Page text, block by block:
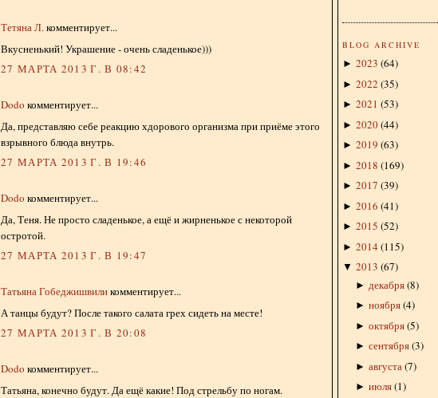
Тетяна Л.комментирует...
Вкусненький! Украшение - очень сладенькое)))
27 МАРТА 2013 Г. В 08:42
Dodo комментирует...
Да, представляю себе реакцию хдорового организма при приёме этого
взрывного блюда внутрь.
27 МАРТА 2013 Г. В 19:46
Dodo комментирует...
Да, Теня. Не просто сладенькое, а ещё и жирненькое с некоторой
остротой.
27 МАРТА 2013 Г. В 19:47
Татьяна Гобеджишвиликомментирует...
А танцы будут? После такого салата грех сидеть на месте!
27 МАРТА 2013 Г. В 20:08
Dodo комментирует...
Татьяна, конечно будут. Да ещё какие! Под стрельбу по ногам.
BLOG ARCHIVE
► 2023 (64)
► 2022 (35)
► 2021 (53)
► 2020(44)
► 2019 (63)
► 2018 (169)
► 2017 (39)
► 2016 (41)
► 2015 (52)
► 2014 (115)
▼ 2013 (67)
► декабря(8)
► ноября(4)
► октября(5)
► сентября(3)
► августа (7)
► июля(1)